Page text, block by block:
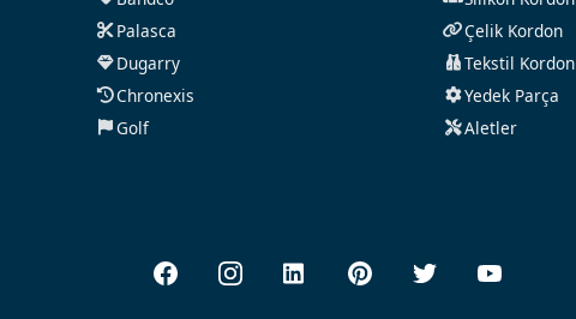
Palasca
Dugarry
Chronexis
Golf
Çelik Kordon
Tekstil Kordon
Yedek Parça
Aletler